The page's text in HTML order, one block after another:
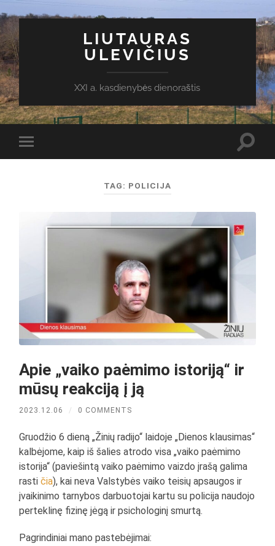
LIUTAURAS
ULEVIČIUS
XXI a. kasdienybės dienoraštis
Toggle
mobile
TAG: POLICIJA
Apie „vaiko paėmimo istoriją“ ir
mūsų reakciją į ją
2023.12.06 / 0 COMMENTS
Gruodžio 6 dieną „Žinių radijo“ laidoje „Dienos klausimas“
kalbėjome, kaip iš šalies atrodo visa „vaiko paėmimo
istorija“ (paviešintą vaiko paėmimo vaizdo įrašą galima
rastičia), kai neva Valstybės vaiko teisių apsaugos ir
įvaikinimo tarnybos darbuotojai kartu su policija naudojo
perteklinę fizinę jėgą ir psichologinį smurtą.
Pagrindiniai mano pastebėjimai: